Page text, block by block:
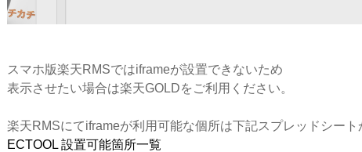
スマホ版楽天RMSではiframeが設置できないため
表示させたい場合は楽天GOLDをご利用ください。
楽天RMSにてiframeが利用可能な個所は下記スプレッドシート
ECTOOL 設置可能箇所一覧